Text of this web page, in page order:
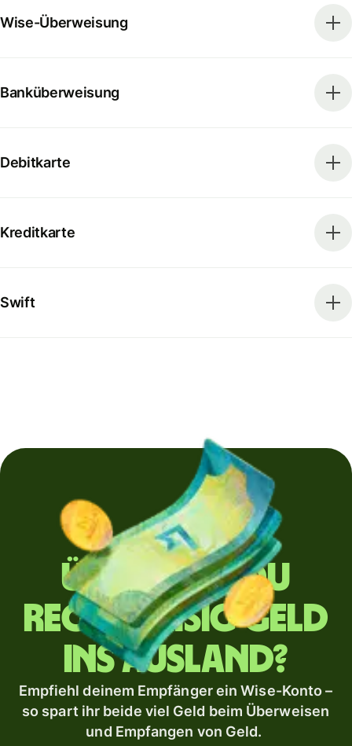
Wise-Überweisung
Banküberweisung
Debitkarte
Kreditkarte
Swift
Überweist du
regelmäßig Geld
ins Ausland?
Empfiehl deinem Empfänger ein Wise-Konto –
so spart ihr beide viel Geld beim Überweisen
und Empfangen von Geld.